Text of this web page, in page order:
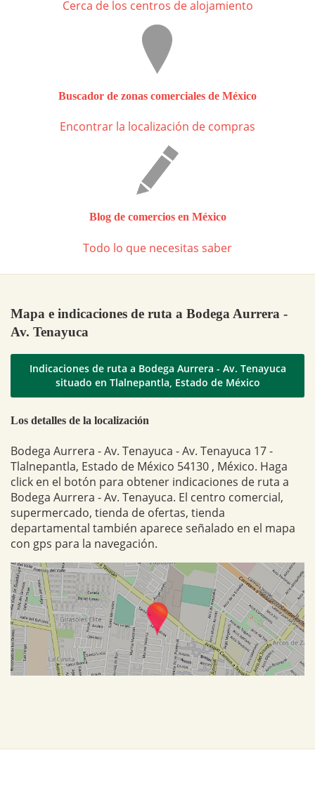
Cerca de los centros de alojamiento
Buscador de zonas comerciales de México
Encontrar la localización de compras
Blog de comercios en México
Todo lo que necesitas saber
Mapa e indicaciones de ruta a Bodega Aurrera -
Av. Tenayuca
Indicaciones de ruta a Bodega Aurrera - Av. Tenayuca
situado en Tlalnepantla, Estado de México
Los detalles de la localización
Bodega Aurrera - Av. Tenayuca - Av. Tenayuca 17 -
Tlalnepantla, Estado de México 54130 , México. Haga
click en el botón para obtener indicaciones de ruta a
Bodega Aurrera - Av. Tenayuca. El centro comercial,
supermercado, tienda de ofertas, tienda
departamental también aparece señalado en el mapa
con gps para la navegación.